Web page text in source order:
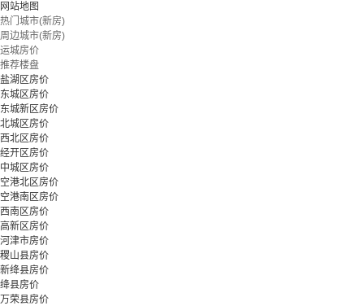
网站地图
热门城市(新房)
周边城市(新房)
运城房价
推荐楼盘
盐湖区房价
东城区房价
东城新区房价
北城区房价
西北区房价
经开区房价
中城区房价
空港北区房价
空港南区房价
西南区房价
高新区房价
河津市房价
稷山县房价
新绛县房价
绛县房价
万荣县房价